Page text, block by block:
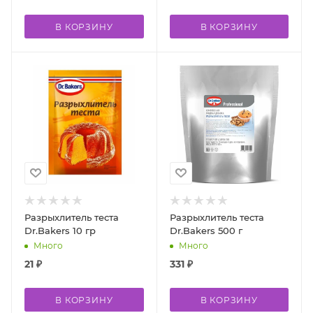
В КОРЗИНУ В КОРЗИНУ
Разрыхлитель теста
Dr.Bakers 10 гр
Много
21 ₽
В КОРЗИНУ
Разрыхлитель теста
Dr.Bakers 500 г
Много
331₽
В КОРЗИНУ